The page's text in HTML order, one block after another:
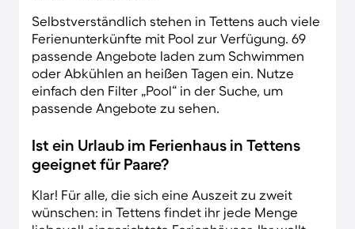
Selbstverständlich stehen in Tettens auch viele
Ferienunterkünfte mit Pool zur Verfügung. 69
passende Angebote laden zum Schwimmen
oder Abkühlen an heißen Tagen ein. Nutze
einfach den Filter „Pool“ in der Suche, um
passende Angebote zu sehen.
Ist ein Urlaub im Ferienhaus in Tettens
geeignet für Paare?
Klar! Für alle, die sich eine Auszeit zu zweit
wünschen: in Tettens findet ihr jede Menge